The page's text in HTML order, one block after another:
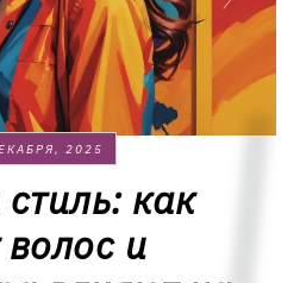
2025
как
волос и